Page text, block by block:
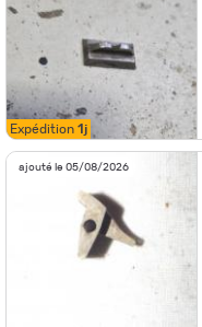
Expédition 1j
ajouté le 05/08/2026